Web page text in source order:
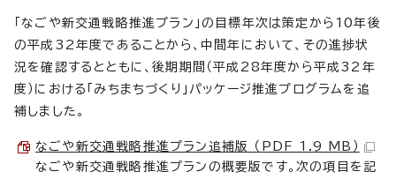
「なごや新交通戦略推進プラン」の目標年次は策定から10年後
の平成32年度であることから、中間年において、その進捗状
況を確認するとともに、後期期間（平成28年度から平成32年
度）における「みちまちづくり」パッケージ推進プログラムを追
補しました。
なごや新交通戦略推進プラン追補版 （PDF 1.9 MB）
なごや新交通戦略推進プランの概要版です。次の項目を記